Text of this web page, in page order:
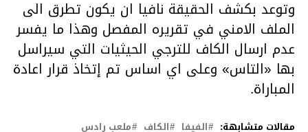
وتوعد بكشف الحقيقة نافيا ان يكون تطرق الى
الملف الامني في تقريره المفصل وهذا ما يفسر
عدم ارسال الكاف للترجي الحيثيات التي سيراسل
بها «التاس» وعلى اي اساس تم إتخاذ قرار اعادة
المباراة.
مقالات متشابهة: الفيفا الكاف ملعب رادس